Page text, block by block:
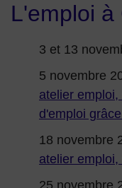
L'emploi à
3 et 13
5 novembre
atelier
d'emploi
18 novembre
atelier